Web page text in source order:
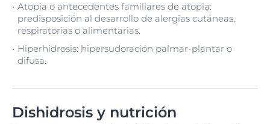
Atopia o antecedentes familiares de atopia:
predisposición al desarrollo de alergias cutáneas,
respiratorias o alimentarias.
Hiperhidrosis: hipersudoración palmar-plantar o
difusa.
Dishidrosis y nutrición